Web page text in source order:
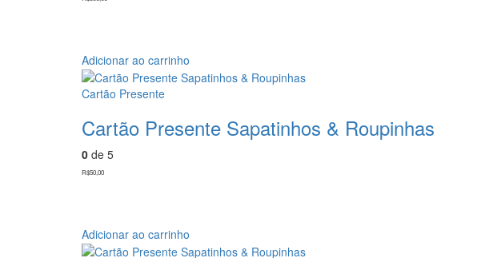
Adicionar ao carrinho
Cartão Presente
Cartão Presente Sapatinhos & Roupinhas
0 de 5
R$50,00
Adicionar ao carrinho